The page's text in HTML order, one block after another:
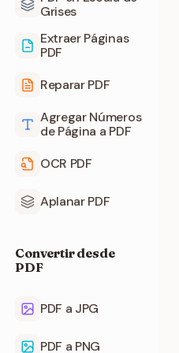
Grises
Extraer Páginas
PDF
Reparar PDF
Agregar Números
de Página a PDF
OCR PDF
Aplanar PDF
Convertir desde
PDF
PDF a JPG
PDF a PNG